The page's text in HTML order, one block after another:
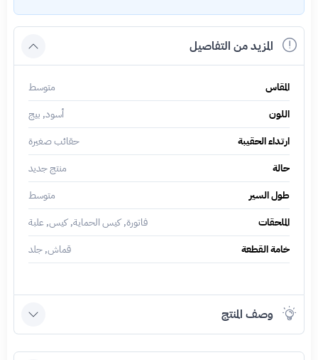
المزيد من التفاصيل
المقاس
متوسط
اللون
أسود, بيج
ارتداء الحقيبة
حقائب صغيرة
حالة
منتج جديد
طول السير
متوسط
الملحقات
فاتورة, كيس الحماية, كيس, علبة
خامة القطعة
قماش, جلد
وصف المنتج